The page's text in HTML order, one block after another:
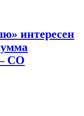
интересен
CO